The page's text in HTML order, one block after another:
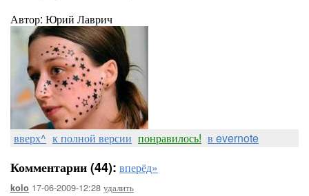
Автор: Юрий Лаврич
вверх^ к полной версии понравилось! в evernote
Комментарии (44): вперёд»
kolo 17-06-2009-12:28 удалить